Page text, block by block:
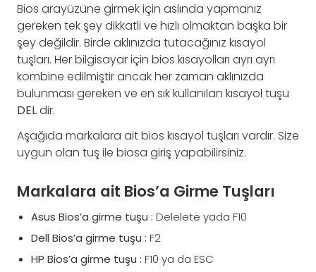
Bios arayüzüne girmek için aslında yapmanız
gereken tek şey dikkatli ve hızlı olmaktan başka bir
şey değildir. Birde aklınızda tutacağınız kısayol
tuşları. Her bilgisayar için bios kısayolları ayrı ayrı
kombine edilmiştir ancak her zaman aklınızda
bulunması gereken ve en sık kullanılan kısayol tuşu
DELdir.
Aşağıda markalara ait bios kısayol tuşları vardır. Size
uygun olan tuş ile biosa giriş yapabilirsiniz.
Markalara ait Bios’a Girme Tuşları
Asus Bios’a girme tuşu : Delelete yada F10
Dell Bios’a girme tuşu : F2
HP Bios’a girme tuşu : F10 ya da ESC